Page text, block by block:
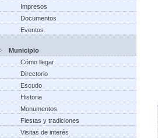
Impresos
Documentos
Eventos
Municipio
Cómo llegar
Directorio
Escudo
Historia
Monumentos
Fiestas y tradiciones
Visitas de interés